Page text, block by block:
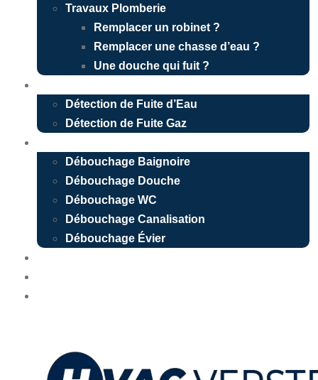
Travaux Plomberie
Remplacer un robinet ?
Remplacer une chasse d’eau ?
Une douche qui fuit ?
Détection de Fuite d’Eau
Détection de Fuite Gaz
Débouchage Baignoire
Débouchage Douche
Débouchage WC
Débouchage Canalisation
Débouchage Évier